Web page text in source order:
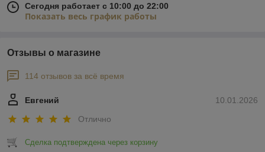
Сегодня работает с 10:00 до 22:00
Показать весь график работы
Отзывы о магазине
114 отзывов за всё время
10.01.2026
Евгений
Отлично
Сделка подтверждена через корзину